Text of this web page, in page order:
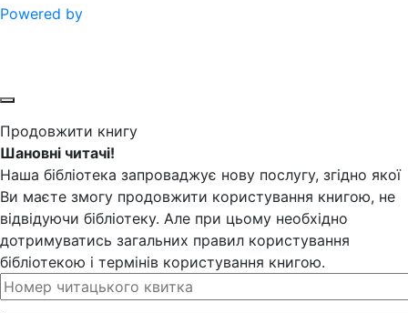
Powered by
Продовжити книгу
Шановні читачі!
Наша бібліотека запроваджує нову послугу, згідно якої
Ви маєте змогу продовжити користування книгою, не
відвідуючи бібліотеку. Але при цьому необхідно
дотримуватись загальних правил користування
бібліотекою і термінів користування книгою.